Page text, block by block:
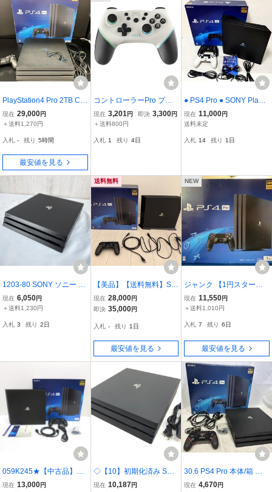
PlayStation4 Pro 2TB CU
H7200CB01
現在 29,000円
＋送料1,270円
入札 - 残り 5時間
最安値を見る
コントローラーPro プロ
コン互換品 ワイヤレス S
witch/Lite/OLED/PC/Andr
動機能 6軸ジャイロセン
現在 3,201 円 即決 3,300円
＋送料800円
入札 1 残り 4日
● PS4 Pro ● SONY PlaySt
ation4 1TB CUH-7200B
プレステ4プロ ジェット
き コントローラー2個 本
現在 11,000円
送料未定
入札 14 残り 1日
1203-80 SONY ソニー Pl
ayStation4 プレイステー
ション4 PS4 Pro CUH-72
ーム機器
現在 6,050円
＋送料1,230円
入札 3 残り 2日
送料無料
【美品】【送料無料】SO
NY PlayStation4 Pro CU
H-7200C 2TB ジェットブ
プレステ4 スタンド付き
現在 28,000円
即決 35,000円
入札 - 残り 1日
最安値を見る
NEW
ジャンク 【1円スター
ト】SONY PlayStation4
Pro 1TB:ジェット・ブラ
体 初期化済み PS4
現在 11,550円
＋送料1,010円
入札 7 残り 6日
最安値を見る
059K245★【中古品】
【動作品】 PlayStation4
現在 13,000円
◇【10】初期化済み SON
Y/ソニー Playstation4 PS
現在 10,187 円
30.6 PS4 Pro 本体/箱 セ
ット 1TB ブラック PlaySt
現在 4,670円